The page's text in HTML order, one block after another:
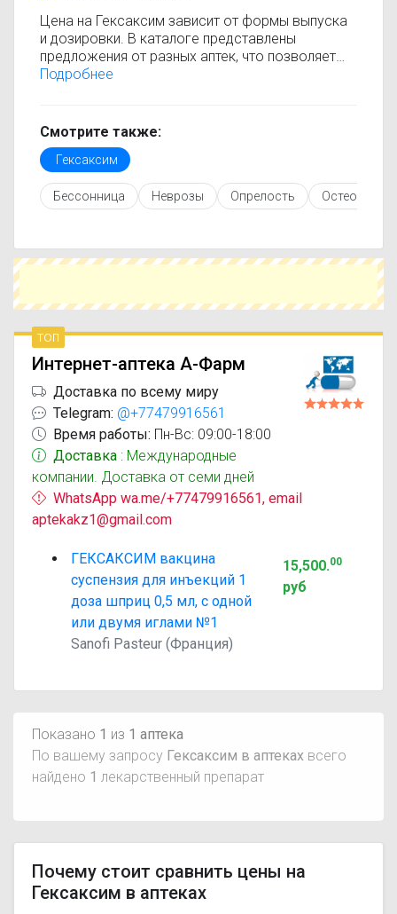
Цена на Гексаксим зависит от формы выпуска
и дозировки. В каталоге представлены
предложения от разных аптек, что позволяет
быстро найти, где купить Гексаксим по
только актуальные данные.
Перед покупкой рекомендуется ознакомиться с
инструкцией по применению, показаниями и
противопоказаниями. При необходимости вы
можете подобрать аналоги Гексаксим с
Чтобы купить Гексаксим в ближайшей аптеке,
укажите свой город и сравните предложения.
оптимальный вариант по цене и наличию.
Подробнее
Смотрите также:
Гексаксим
Бессонница Неврозы Опрелость Остеопороз
топ
Интернет-аптека А-Фарм
Доставка по всему миру
Telegram: @+77479916561
Время работы: Пн-Вс: 09:00-18:00
Доставка : Международные
компании. Доставка от семи дней
WhatsApp wa.me/+77479916561, email
aptekakz1@gmail.com
ГЕКСАКСИМ вакцина
суспензия для инъекций 1
доза шприц 0,5 мл, с одной
или двумя иглами №1
Sanofi Pasteur (Франция)
15,500.00
руб
Показано 1 из 1 аптека
По вашему запросу Гексаксим в аптеках всего
найдено 1 лекарственный препарат
Почему стоит сравнить цены на
Гексаксим в аптеках